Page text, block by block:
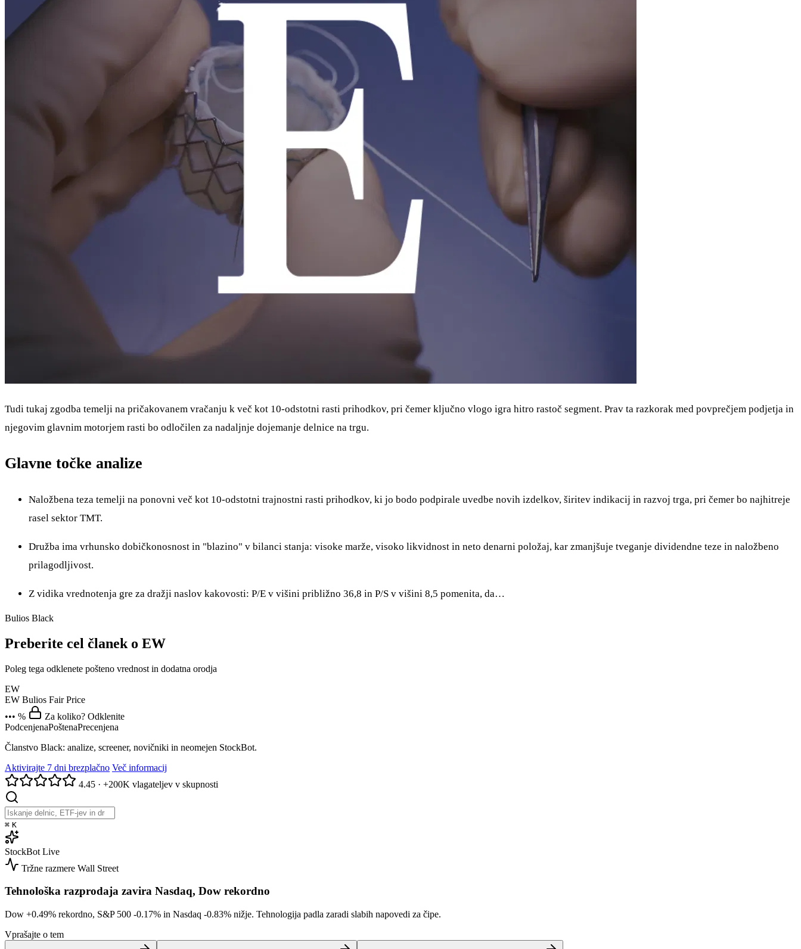
Tudi tukaj zgodba temelji na pričakovanem vračanju k več kot 10-odstotni rasti prihodkov, pri čemer ključno vlogo igra hitro rastoč segment. Prav ta razkorak med povprečjem podjetja in
njegovim glavnim motorjem rasti bo odločilen za nadaljnje dojemanje delnice na trgu.
Glavne točke analize
Naložbena teza temelji na ponovni več kot 10-odstotni trajnostni rasti prihodkov, ki jo bodo podpirale uvedbe novih izdelkov, širitev indikacij in razvoj trga, pri čemer bo najhitreje
rasel sektor TMT.
Družba ima vrhunsko dobičkonosnost in "blazino" v bilanci stanja: visoke marže, visoko likvidnost in neto denarni položaj, kar zmanjšuje tveganje dividendne teze in naložbeno
prilagodljivost.
Z vidika vrednotenja gre za dražji naslov kakovosti: P/E v višini približno 36,8 in P/S v višini 8,5 pomenita, da…
Bulios Black
Preberite cel članek o EW
Poleg tega odklenete pošteno vrednost in dodatna orodja
EW
EW Bulios Fair Price
••• %
Za koliko? Odklenite
PodcenjenaPoštenaPrecenjena
Članstvo Black: analize, screener, novičniki in neomejen StockBot.
Aktivirajte 7 dni brezplačno Več informacij
4.45 · +200K vlagateljev v skupnosti
⌘ K
StockBot Live
Tržne razmere Wall Street
Tehnološka razprodaja zavira Nasdaq, Dow rekordno
Dow +0.49% rekordno, S&P 500 -0.17% in Nasdaq -0.83% nižje. Tehnologija padla zaradi slabih napovedi za čipe.
Vprašajte o tem